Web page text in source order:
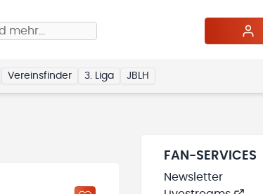
mehr…
Vereinsfinder 3. Liga JBLH
FAN-SERVICES
Newsletter